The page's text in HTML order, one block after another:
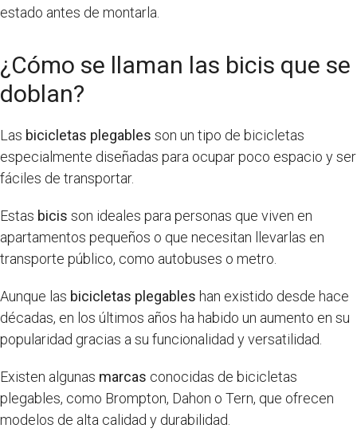
estado antes de montarla.
¿Cómo se llaman las bicis que se
doblan?
Las bicicletas plegables son un tipo de bicicletas
especialmente diseñadas para ocupar poco espacio y ser
fáciles de transportar.
Estas bicis son ideales para personas que viven en
apartamentos pequeños o que necesitan llevarlas en
transporte público, como autobuses o metro.
Aunque las bicicletas plegables han existido desde hace
décadas, en los últimos años ha habido un aumento en su
popularidad gracias a su funcionalidad y versatilidad.
Existen algunas marcas conocidas de bicicletas
plegables, como Brompton, Dahon o Tern, que ofrecen
modelos de alta calidad y durabilidad.